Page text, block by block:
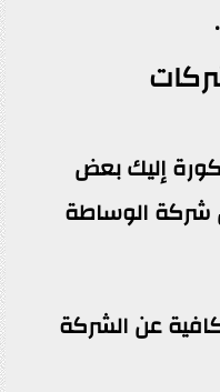
إليك بعض
شركة الوساطة
عن الشركة